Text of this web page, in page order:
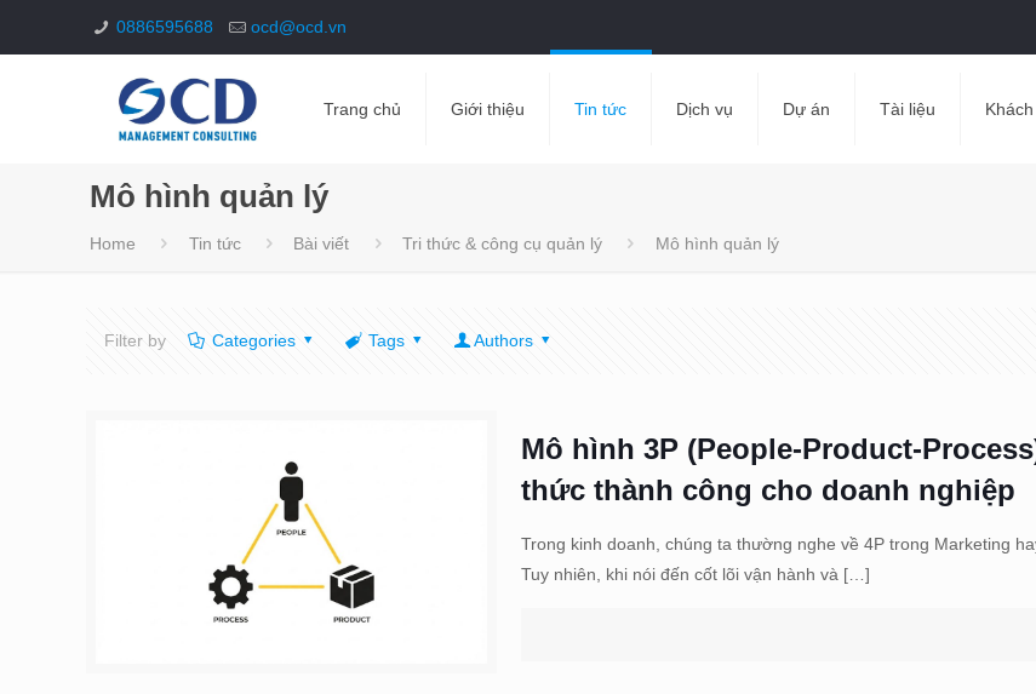
0886595688 ocd@ocd.vn
Trang chủ Giới thiệu Tin tức Dịch vụ Dự án Tài liệu
Mô hình quản lý
Home Tin tức Bài viết Tri thức & công cụ quản lý Mô hình quản lý
Filter by Categories Tags Authors
Mô hình 3P (People-Product-
thức thành công cho doanh nghiệp
Trong kinh doanh, chúng ta thường nghe về 4P trong Marketing
Tuy nhiên, khi nói đến cốt lõi vận hành và […]